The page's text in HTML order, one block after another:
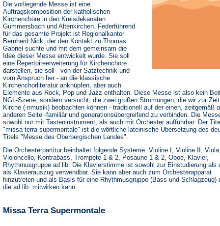
Die vorliegende Messe ist eine
Auftragskomposition der katholischen
Kirchenchöre in den Kreisdekanaten
Gummersbach und Altenkirchen. Federführend
für das gesamte Projekt ist Regionalkantor
Bernhard Nick, der den Kontakt zu Thomas
Gabriel suchte und mit dem gemeinsam die
Idee dieser Messe entwickelt wurde. Sie soll
eine Repertoireerweiterung für Kirchenchöre
darstellen, sie soll - von der Satztechnik und
vom Anspruch her - an die klassische
Kirchenchorliteratur anknüpfen, aber auch
Elemente aus Rock, Pop und Jazz enthalten. Diese Messe ist also kein
NGL-Szene, sondern versucht, die zwei großen Strömungen, die wir zur
Kirche (-nmusik) beobachten können - traditionell auf der einen, zeitgemäß
anderen Seite -familiär und generationsübergreifend zu verbinden. Die
sowohl nur mit Tasteninstrument, als auch mit Orchester aufführbar. Der
"missa terra supermontale" ist die wörtliche lateinische Übersetzung des
Titels "Messe des Oberbergischen Landes".
Die Orchesterpartitur beinhaltet folgende Systeme: Violine I, Violine II,
Violoncello, Kontrabass, Trompete 1 & 2, Posaune 1 & 2, Oboe, Klavier,
Rhythmusgruppe ad lib. Die Klavierstimme ist sowohl zur Einstudierung als
als Klavierauszug verwendbar. Sie kann aber auch zum Orchesterapparat
hinzutreten und als Basis für eine Rhythmusgruppe (Bass und Schlagzeug)
die ad lib. mitwirken kann.
Missa Terra Supermontale